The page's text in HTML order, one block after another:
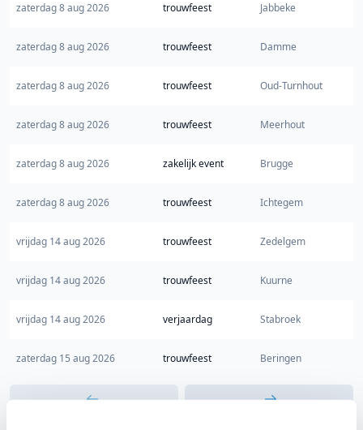
zaterdag 8 aug 2026 trouwfeest Jabbeke
zaterdag 8 aug 2026 trouwfeest Damme
zaterdag 8 aug 2026 trouwfeest Oud-Turnhout
zaterdag 8 aug 2026 trouwfeest Meerhout
zaterdag 8 aug 2026 zakelijk event Brugge
zaterdag 8 aug 2026 trouwfeest Ichtegem
vrijdag 14 aug 2026 trouwfeest Zedelgem
vrijdag 14 aug 2026 trouwfeest Kuurne
vrijdag 14 aug 2026 verjaardag Stabroek
zaterdag 15 aug 2026 trouwfeest Beringen